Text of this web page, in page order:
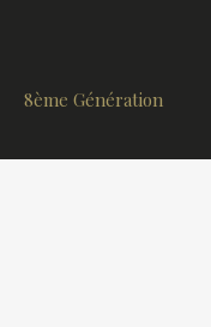
8ème Génération